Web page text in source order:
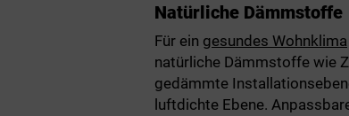
Natürliche Dämmstoffe
Für ein gesundes Wohnklima
natürliche Dämmstoffe wie
gedämmte
luftdichte Ebene.